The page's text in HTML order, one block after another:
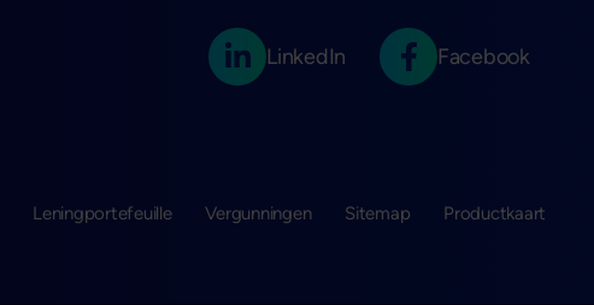
LinkedIn Facebook
Leningportefeuille Vergunningen Sitemap Productkaart